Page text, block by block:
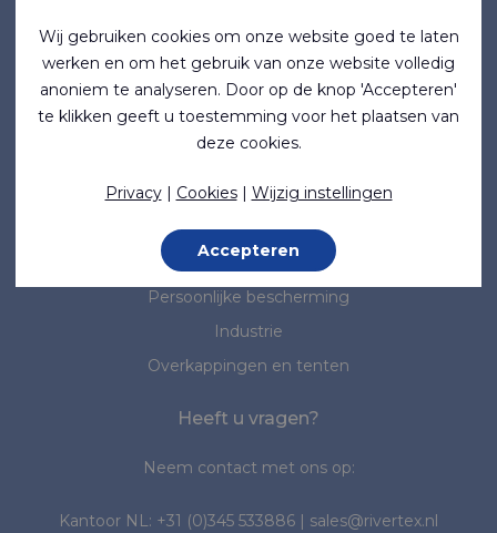
Over ons
Nieuws
Normen & Standaarden
Maritiem
Medisch
Persoonlijke bescherming
Industrie
Overkappingen en tenten
Heeft u vragen?
Neem contact met ons op:
Kantoor NL: +31 (0)345 533886
sales@rivertex.nl
Wij gebruiken cookies om onze website goed te laten
werken en om het gebruik van onze website volledig
anoniem te analyseren. Door op de knop 'Accepteren'
te klikken geeft u toestemming voor het plaatsen van
deze cookies.
Privacy| Cookies| Wijzig instellingen
Accepteren